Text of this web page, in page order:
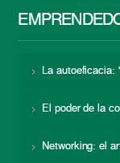
La autoeficacia:
El poder de la
Networking: el